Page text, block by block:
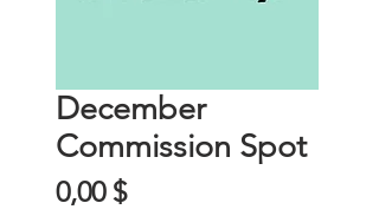
December
Commission Spot
0,00 $Цена